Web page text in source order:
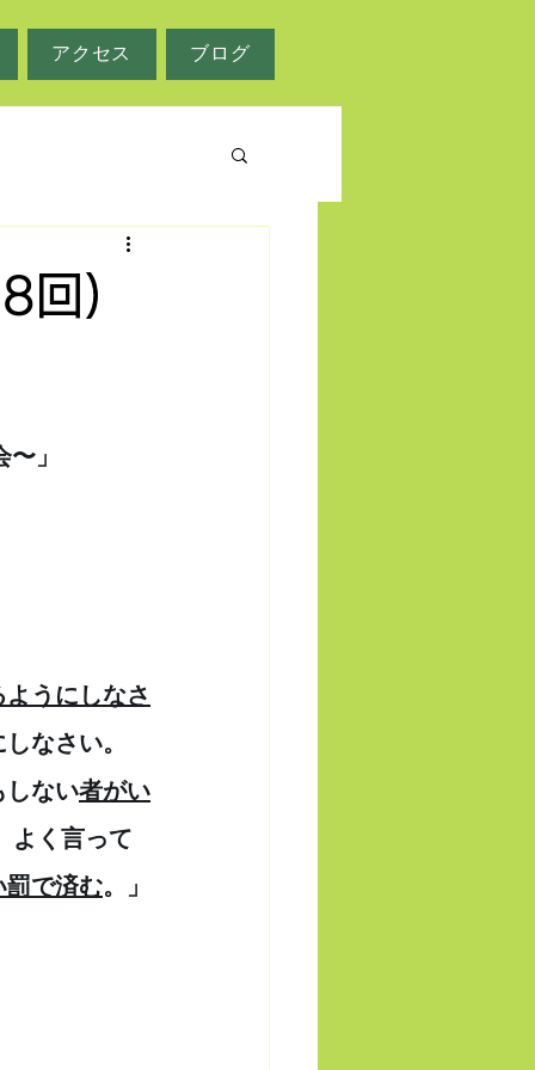
アクセス ブログ
回)
」
うにしなさ
なさい。
しない者がい
よく言って
罰で済む。」